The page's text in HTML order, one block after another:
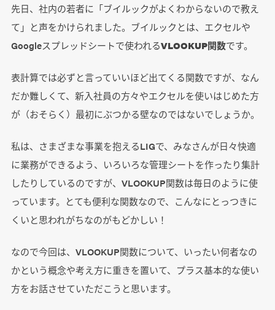
先日、社内の若者に「ブイルックがよくわからないので教え
て」と声をかけられました。ブイルックとは、エクセルや
Googleスプレッドシートで使われるVLOOKUP関数です。
表計算では必ずと言っていいほど出てくる関数ですが、なん
だか難しくて、新入社員の方々やエクセルを使いはじめた方
が（おそらく）最初にぶつかる壁なのではないでしょうか。
私は、さまざまな事業を抱えるLIGで、みなさんが日々快適
に業務ができるよう、いろいろな管理シートを作ったり集計
したりしているのですが、VLOOKUP関数は毎日のように使
っています。とても便利な関数なので、こんなにとっつきに
くいと思われがちなのがもどかしい！
なので今回は、VLOOKUP関数について、いったい何者なの
かという概念や考え方に重きを置いて、プラス基本的な使い
方をお話させていただこうと思います。